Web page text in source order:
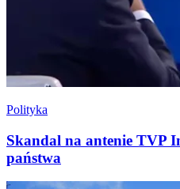
Polityka
Skandal na antenie TVP
państwa